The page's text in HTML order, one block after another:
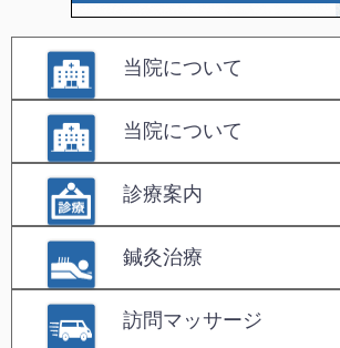
当院について
当院について
診療案内
鍼灸治療
訪問マッサージ